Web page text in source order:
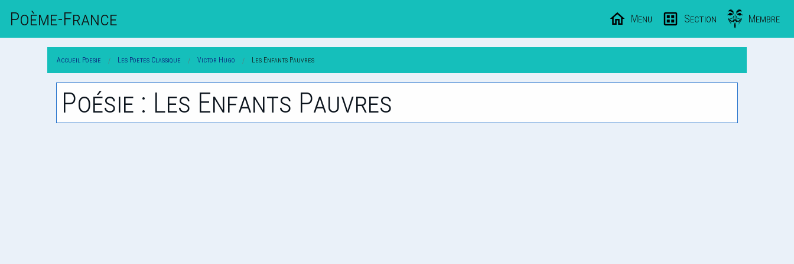
Poème-FrAnce Menu Section Membre
Accueil Poesie Les Poetes Classique Victor Hugo Les Enfants Pauvres
Poésie : Les Enfants Pauvres